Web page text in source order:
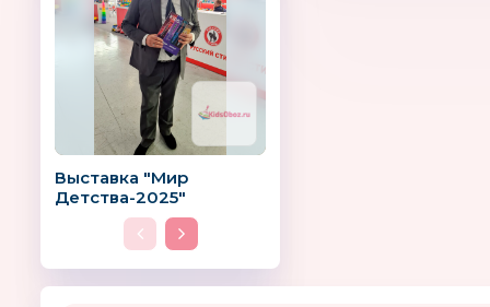
Выставка "Мир
Детства-2025"